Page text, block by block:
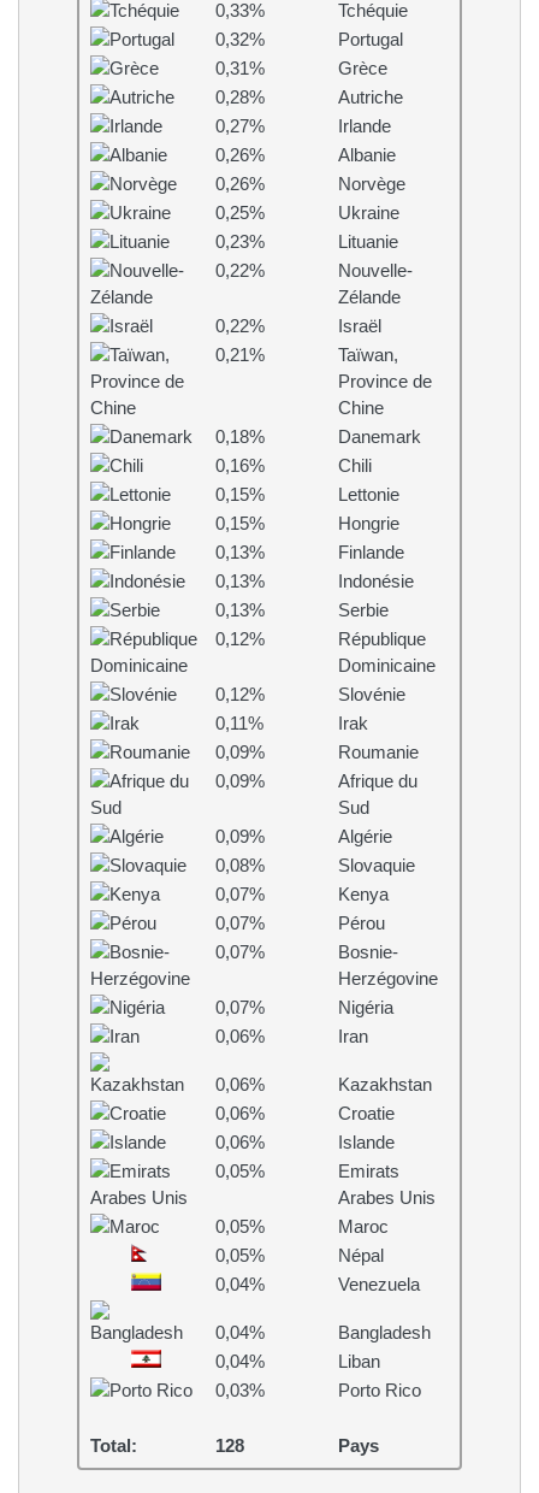
0,33%
Tchéquie
0,32%
Portugal
0,31%
Grèce
0,28%
Autriche
0,27%
Irlande
0,26%
Albanie
0,26%
Norvège
0,25%
Ukraine
0,23%
Lituanie
0,22%
Nouvelle-
Zélande
0,22%
Israël
0,21%
Taïwan,
Province de
Chine
0,18%
Danemark
0,16%
Chili
0,15%
Lettonie
0,15%
Hongrie
0,13%
Finlande
0,13%
Indonésie
0,13%
Serbie
0,12%
République
Dominicaine
0,12%
Slovénie
0,11%
Irak
0,09%
Roumanie
0,09%
Afrique du
Sud
0,09%
Algérie
0,08%
Slovaquie
0,07%
Kenya
0,07%
Pérou
0,07%
Bosnie-
Herzégovine
0,07%
Nigéria
0,06%
Iran
0,06%
Kazakhstan
0,06%
Croatie
0,06%
Islande
0,05%
Emirats
Arabes Unis
0,05%
Maroc
0,05%
Népal
0,04%
Venezuela
0,04%
Bangladesh
0,04%
Liban
0,03%
Porto Rico
Total: 128 Pays